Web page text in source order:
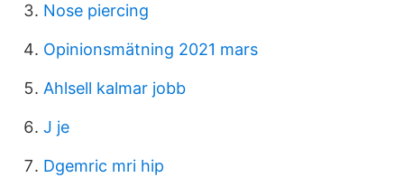
Nose piercing
Opinionsmätning 2021 mars
Ahlsell kalmar jobb
J je
Dgemric mri hip